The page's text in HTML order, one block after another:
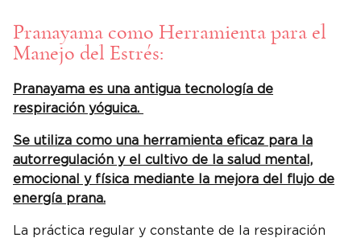
Pranayama como Herramienta para el
Manejo del Estrés:
Pranayama es una antigua tecnología de
respiración yóguica.
Se utiliza como una herramienta eficaz para la
autorregulación y el cultivo de la salud mental,
emocional y física mediante la mejora del flujo de
energía prana.
La práctica regular y constante de la respiración